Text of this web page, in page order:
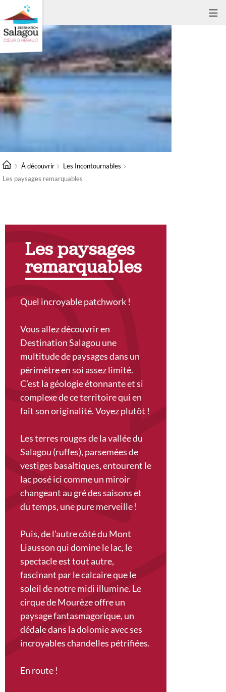
À découvrir
Les Incontournables
Les paysages remarquables
Les paysages
remarquables
Quel incroyable patchwork !
Vous allez découvrir en
Destination Salagou une
multitude de paysages dans un
périmètre en soi assez limité.
C’est la géologie étonnante et si
complexe de ce territoire qui en
fait son originalité. Voyez plutôt !
Les terres rouges de la vallée du
Salagou (ruffes), parsemées de
vestiges basaltiques, entourent le
lac posé ici comme un miroir
changeant au gré des saisons et
du temps, une pure merveille !
Puis, de l’autre côté du Mont
Liausson qui domine le lac, le
spectacle est tout autre,
fascinant par le calcaire que le
soleil de notre midi illumine. Le
cirque de Mourèze offre un
paysage fantasmagorique, un
dédale dans la dolomie avec ses
incroyables chandelles pétrifiées.
En route !